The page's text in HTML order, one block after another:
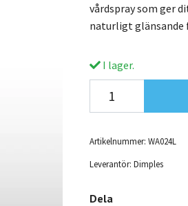
vårdspray som ger
naturligt glänsande
I lager.
Artikelnummer: WA024L
Leverantör: Dimples
Dela